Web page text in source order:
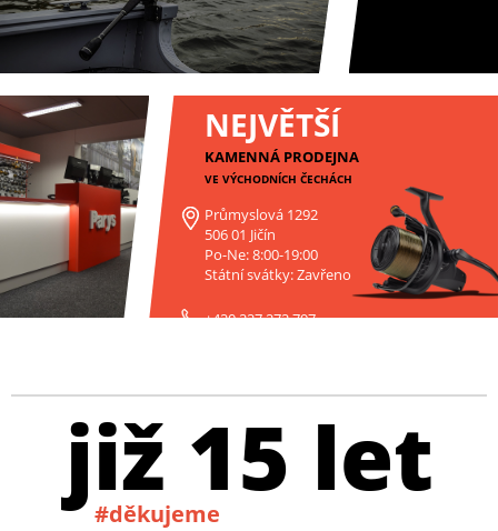
NEJVĚTŠÍ
KAMENNÁ PRODEJNA
VE VÝCHODNÍCH ČECHÁCH
Průmyslová 1292
506 01 Jičín
Po-Ne: 8:00-19:00
Státní svátky: Zavřeno
+420 227 272 797
již 15 let
#děkujeme